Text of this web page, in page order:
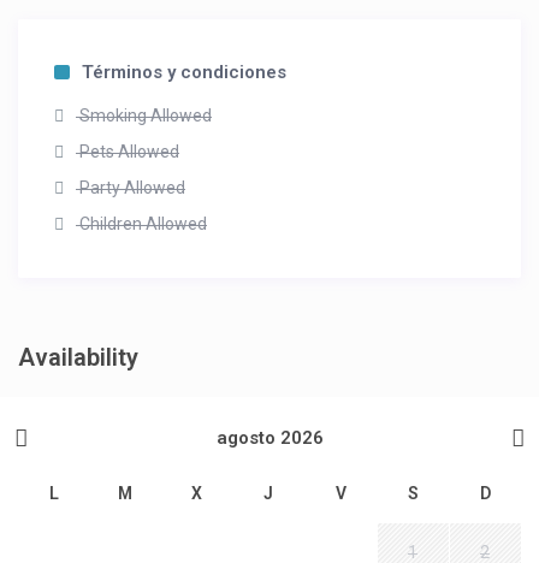
Términos y condiciones
Smoking Allowed
Pets Allowed
Party Allowed
Children Allowed
Availability
agosto 2026
L M X J V S D
1 2